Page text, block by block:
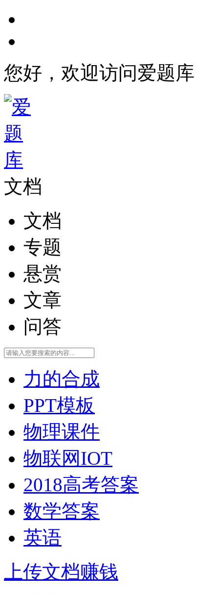
您好，欢迎访问爱题库
文档
文档
专题
悬赏
文章
问答
力的合成
PPT模板
物理课件
物联网IOT
2018高考答案
数学答案
英语
上传文档赚钱